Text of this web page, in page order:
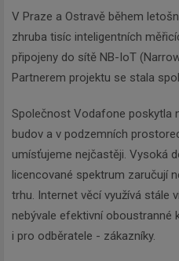
V Praze a Ostravě během
zhruba tisíc inteligentních
připojeny do sítě NB-IoT
Partnerem projektu se stala
Společnost Vodafone poskytla
budov a v podzemních
umísťujeme nejčastěji. Vysoká
licencované spektrum zaručují
trhu. Internet věcí využívá stále
nebývale efektivní oboustranné
i pro odběratele - zákazníky.